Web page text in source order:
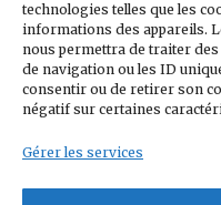
technologies telles que les
informations des appareils.
nous permettra de traiter
de navigation ou les ID
consentir ou de retirer son
négatif sur certaines
Gérer les services
Politique
Charte
Politique